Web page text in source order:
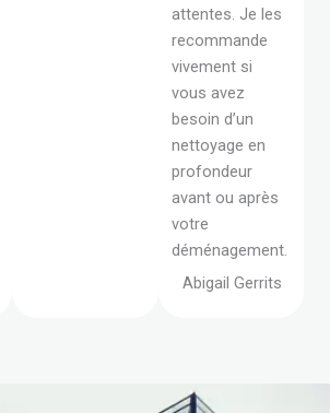
attentes. Je les
recommande
vivement si
vous avez
besoin d’un
nettoyage en
profondeur
avant ou après
votre
déménagement.
Abigail Gerrits